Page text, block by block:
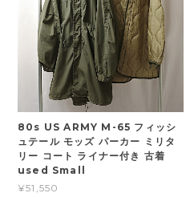
80s US ARMY M-65 フィッシ
ュテール モッズ パーカー ミリタ
リー コート ライナー付き 古着
used Small
¥51,550